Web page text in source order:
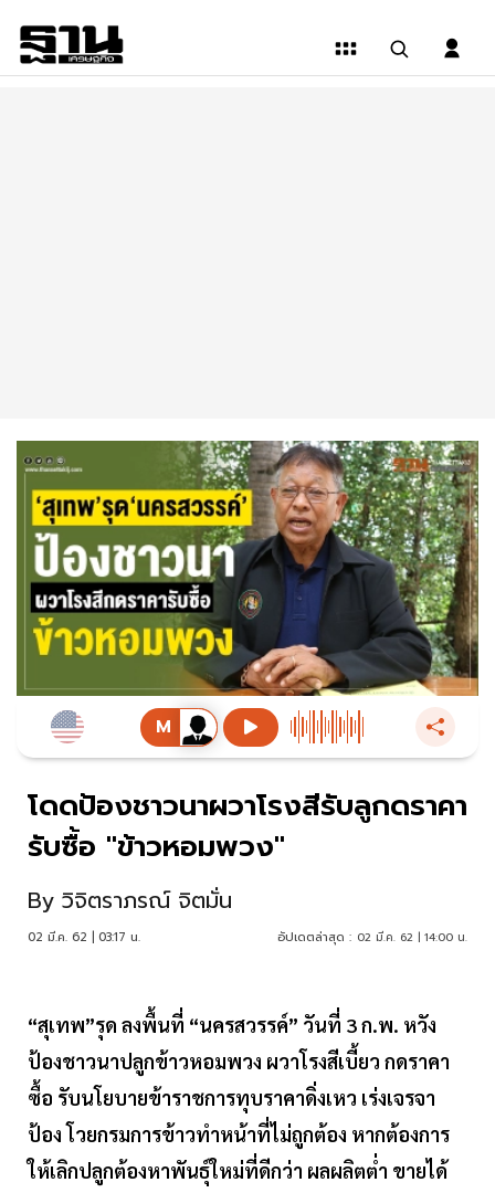
โดดป้องชาวนาผวาโรงสีรับลูกดราคา
รับซื้อ "ข้าวหอมพวง"
By วิจิตราภรณ์ จิตมั่น
02 มี.ค. 62 | 03:17 น. อัปเดตล่าสุด : 02 มี.ค. 62 | 14:00 น.
“สุเทพ”รุด ลงพื้นที่ “นครสวรรค์” วันที่ 3 ก.พ. หวัง
ป้องชาวนาปลูกข้าวหอมพวง ผวาโรงสีเบี้ยว กดราคา
ซื้อ รับนโยบายข้าราชการทุบราคาดิ่งเหว เร่งเจรจา
ป้อง โวยกรมการข้าวทำหน้าที่ไม่ถูกต้อง หากต้องการ
ให้เลิกปลูกต้องหาพันธุ์ใหม่ที่ดีกว่า ผลผลิตต่ำ ขายได้